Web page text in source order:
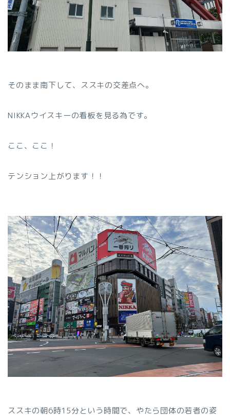
そのまま南下して、ススキの交差点へ。
NIKKAウイスキーの看板を見る為です。
ここ、ここ！
テンション上がります！！
ススキの朝6時15分という時間で、やたら団体の若者の姿